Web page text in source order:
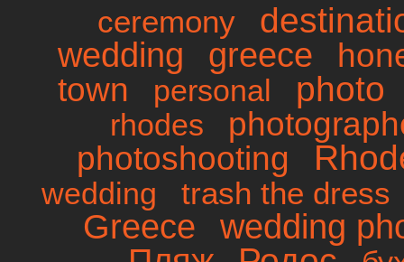
ceremony
wedding
greece
town
personal photo
rhodes
photoshooting
wedding trash the dress
Greece wedding